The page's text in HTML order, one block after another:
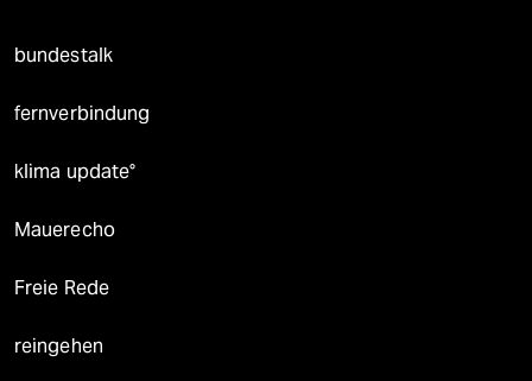
bundestalk
fernverbindung
klima update°
Mauerecho
Freie Rede
reingehen